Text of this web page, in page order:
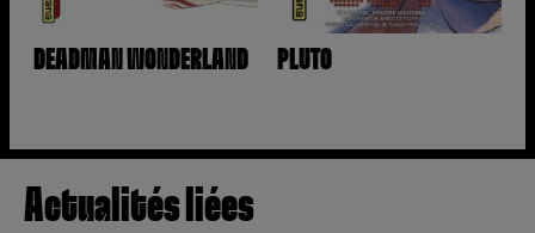
DEADMAN WONDERLAND PLUTO
Actualités liées